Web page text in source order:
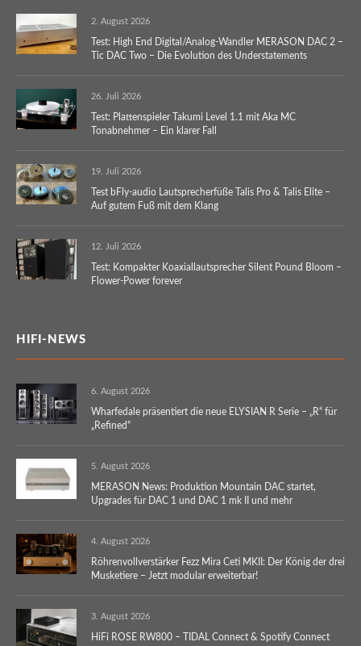
2. August 2026
Test: High End Digital/Analog-Wandler MERASON DAC 2 –
Tic DAC Two – Die Evolution des Understatements
26. Juli 2026
Test: Plattenspieler Takumi Level 1.1 mit Aka MC
Tonabnehmer – Ein klarer Fall
19. Juli 2026
Test bFly-audio Lautsprecherfüße Talis Pro & Talis Elite –
Auf gutem Fuß mit dem Klang
12. Juli 2026
Test: Kompakter Koaxiallautsprecher Silent Pound Bloom –
Flower-Power forever
HIFI-NEWS
6. August 2026
Wharfedale präsentiert die neue ELYSIAN R Serie – „R“ für
„Refined“
5. August 2026
MERASON News: Produktion Mountain DAC startet,
Upgrades für DAC 1 und DAC 1 mk II und mehr
4. August 2026
Röhrenvollverstärker Fezz Mira Ceti MKII: Der König der drei
Musketiere – Jetzt modular erweiterbar!
3. August 2026
HiFi ROSE RW800 – TIDAL Connect & Spotify Connect